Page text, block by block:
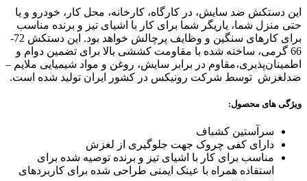
این دستکش ضد سایش، در کارگاه، کارخانه، محل کار، خودرو و یا
حتی منزل شما، یاریگر شما برای کار با اشیای تیز و برنده مناسب
برای کارهای سنگین و وظایف پرچالش خواهد بود. این دستکش 72-
66 گرمی، ساخته شده با مقاومت کششی بالا برای تضمین دوام و
اطمینان‌پذیری،مقاوم در برابر سایش، روغن و مواد شیمیایی ملایم –
ضدلغزش توسط شرکت رونیکس در کشور ایران تولید شده است.
ویژگی های محصول:
سرآستین کشباف
دارای کفی چروک جهت جلوگیری از لغزش
مناسب برای کار با اشیای تیز و برنده توصیه شده برای
استفاده همراه با عینک ایمنی طراحی شده برای کاربردهای